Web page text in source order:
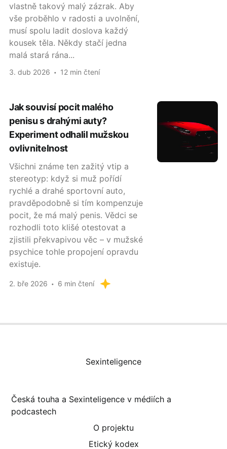
vlastně takový malý zázrak. Aby
vše proběhlo v radosti a uvolnění,
musí spolu ladit doslova každý
kousek těla. Někdy stačí jedna
malá stará rána...
3. dub 2026 12 min čtení
Jak souvisí pocit malého
penisu s drahými auty?
Experiment odhalil mužskou
ovlivnitelnost
Všichni známe ten zažitý vtip a
stereotyp: když si muž pořídí
rychlé a drahé sportovní auto,
pravděpodobně si tím kompenzuje
pocit, že má malý penis. Vědci se
rozhodli toto klišé otestovat a
zjistili překvapivou věc – v mužské
psychice tohle propojení opravdu
existuje.
2. bře 2026 6 min čtení
Sexinteligence
Česká touha a Sexinteligence v médiích a
podcastech
O projektu
Etický kodex